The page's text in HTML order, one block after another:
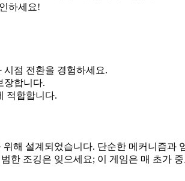
하세요!
시점 전환을 경험하세요.
장합니다.
적합합니다.
위해 설계되었습니다. 단순한 메커니즘과
한 조깅은 잊으세요; 이 게임은 매 초가